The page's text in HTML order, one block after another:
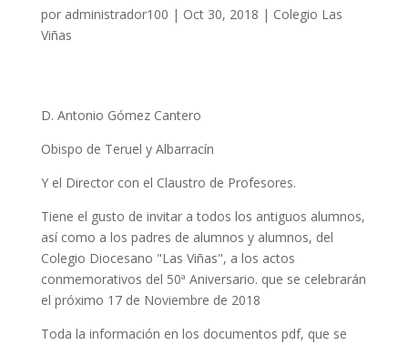
por administrador100 | Oct 30, 2018 | Colegio Las
Viñas
D. Antonio Gómez Cantero
Obispo de Teruel y Albarracín
Y el Director con el Claustro de Profesores.
Tiene el gusto de invitar a todos los antiguos alumnos,
así como a los padres de alumnos y alumnos, del
Colegio Diocesano "Las Viñas", a los actos
conmemorativos del 50ª Aniversario. que se celebrarán
el próximo 17 de Noviembre de 2018
Toda la información en los documentos pdf, que se